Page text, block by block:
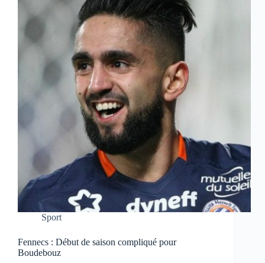
Sport
Fennecs : Début de saison compliqué pour
Boudebouz